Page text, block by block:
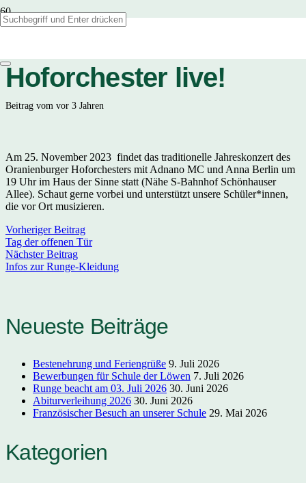
Hoforchester live!
Beitrag vom vor 3 Jahren
Am 25. November 2023 findet das traditionelle Jahreskonzert des
Oranienburger Hoforchesters mit Adnano MC und Anna Berlin um
19 Uhr im Haus der Sinne statt (Nähe S-Bahnhof Schönhauser
Allee). Schaut gerne vorbei und unterstützt unsere Schüler*innen,
die vor Ort musizieren.
Vorheriger Beitrag
Tag der offenen Tür
Nächster Beitrag
Infos zur Runge-Kleidung
Neueste Beiträge
Bestenehrung und Feriengrüße 9. Juli 2026
Bewerbungen für Schule der Löwen 7. Juli 2026
Runge beacht am 03. Juli 2026 30. Juni 2026
Abiturverleihung 2026 30. Juni 2026
Französischer Besuch an unserer Schule 29. Mai 2026
Kategorien